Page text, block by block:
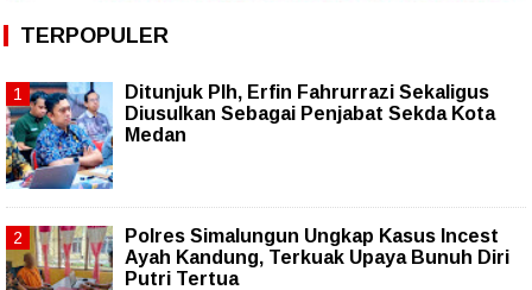
TERPOPULER
Ditunjuk Plh, Erfin Fahrurrazi Sekaligus
Diusulkan Sebagai Penjabat Sekda Kota
Medan
Polres Simalungun Ungkap Kasus Incest
Ayah Kandung, Terkuak Upaya Bunuh Diri
Putri Tertua